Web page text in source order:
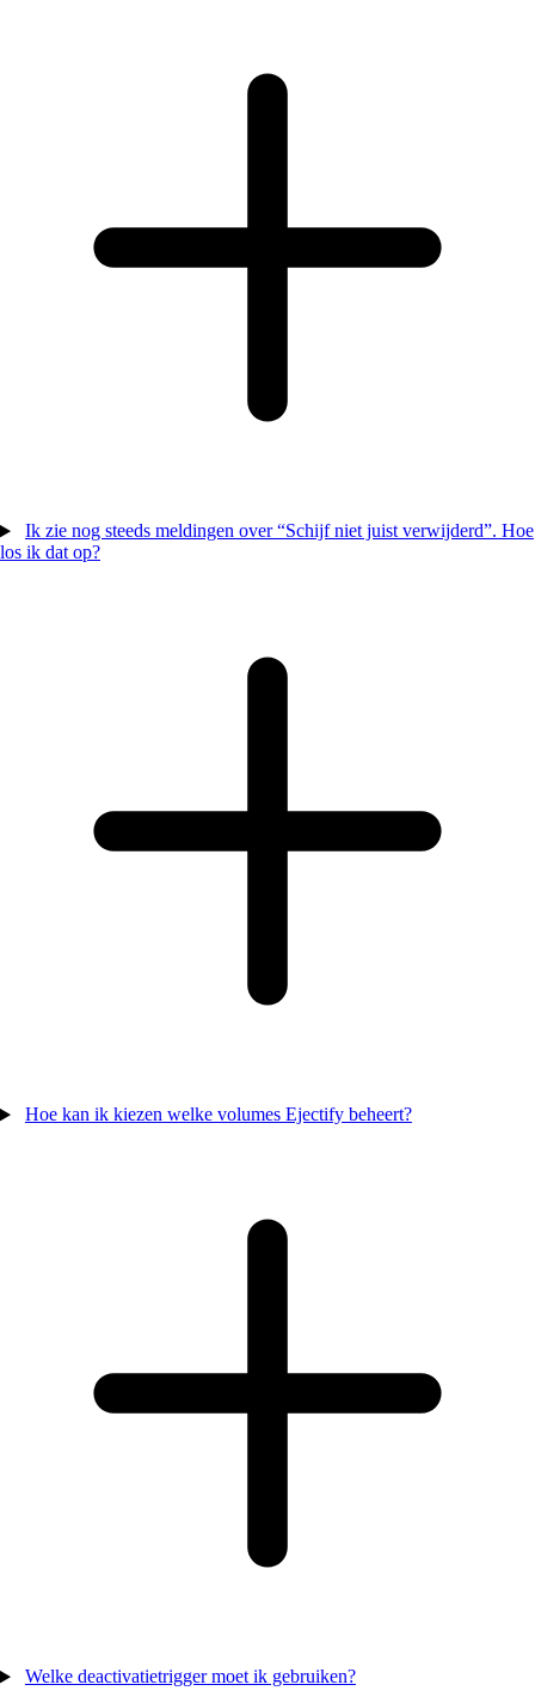
Ik zie nog steeds meldingen over “Schijf niet juist verwijderd”. Hoe
los ik dat op?
Hoe kan ik kiezen welke volumes Ejectify beheert?
Welke deactivatietrigger moet ik gebruiken?